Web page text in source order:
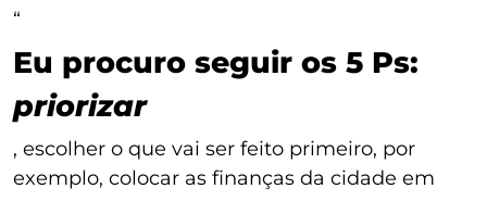
“
Eu procuro seguir os 5 Ps:
priorizar
, escolher o que vai ser feito primeiro, por
exemplo, colocar as finanças da cidade em